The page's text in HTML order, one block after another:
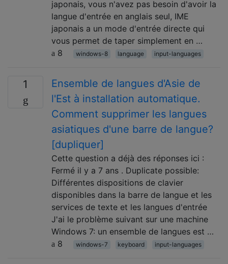
japonais, vous n'avez pas besoin d'avoir la
langue d'entrée en anglais seul, IME
japonais a un mode d'entrée directe qui
vous permet de taper simplement en …
8
windows-8 language input-languages
1
Ensemble de langues d'Asie de
l'Est à installation automatique.
Comment supprimer les langues
asiatiques d'une barre de langue?
[dupliquer]
Cette question a déjà des réponses ici :
Fermé il y a 7 ans . Duplicate possible:
Différentes dispositions de clavier
disponibles dans la barre de langue et les
services de texte et les langues d'entrée
J'ai le problème suivant sur une machine
Windows 7: un ensemble de langues est …
8
windows-7 keyboard input-languages